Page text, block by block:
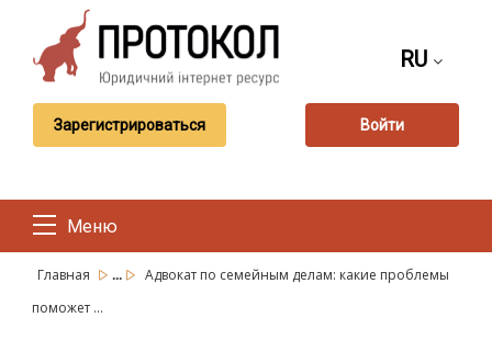
RU
Зарегистрироваться Войти
Меню
Главная ...
Адвокат по семейным делам: какие проблемы
поможет ...